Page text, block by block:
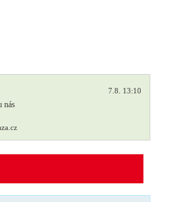
7.8. 13:10
nás